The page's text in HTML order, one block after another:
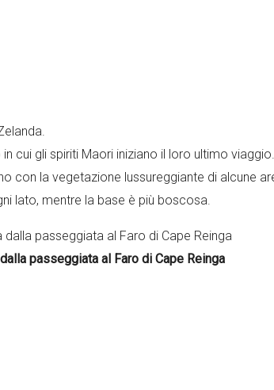
cui gli spiriti Maori iniziano il loro ultimo viaggio.
con la vegetazione lussureggiante di alcune
lato, mentre la base è più boscosa.
passeggiata al Faro di Cape Reinga